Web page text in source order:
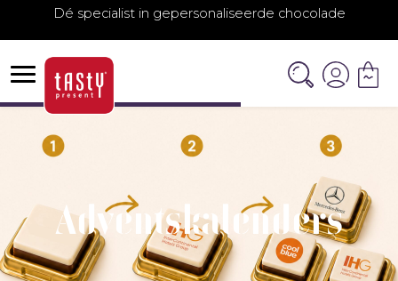
Dé specialist in gepersonaliseerde chocolade
Adventskalenders